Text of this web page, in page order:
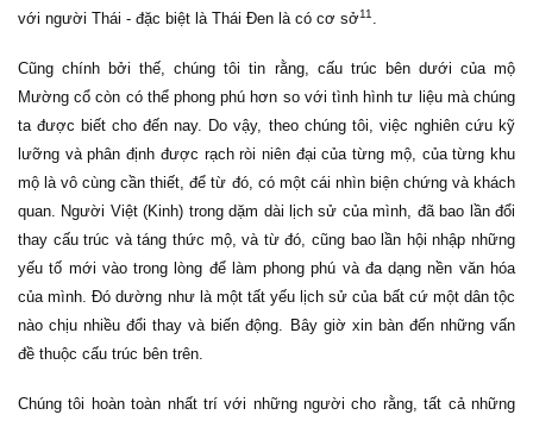
với người Thái - đặc biệt là Thái Đen là có cơ sở11
Cũng chính bởi thế, chúng tôi tin rằng, cấu trúc bên dưới của mộ
Mường cổ còn có thể phong phú hơn so với tình hình tư liệu mà chúng
ta được biết cho đến nay. Do vậy, theo chúng tôi, việc nghiên cứu kỹ
lưỡng và phân định được rạch ròi niên đại của từng mộ, của từng khu
mộ là vô cùng cần thiết, để từ đó, có một cái nhìn biện chứng và khách
quan. Người Việt (Kinh) trong dặm dài lịch sử của mình, đã bao lần đổi
thay cấu trúc và táng thức mộ, và từ đó, cũng bao lần hội nhập những
yếu tố mới vào trong lòng để làm phong phú và đa dạng nền văn hóa
của mình. Đó dường như là một tất yếu lịch sử của bất cứ một dân tộc
nào chịu nhiều đổi thay và biến động. Bây giờ xin bàn đến những vấn
đề thuộc cấu trúc bên trên.
Chúng tôi hoàn toàn nhất trí với những người cho rằng, tất cả những